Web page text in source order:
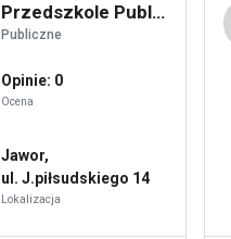
Przedszkole Publiczne Nr 2
Publiczne
Opinie: 0
Ocena
Jawor,
ul. J.piłsudskiego 14
Lokalizacja